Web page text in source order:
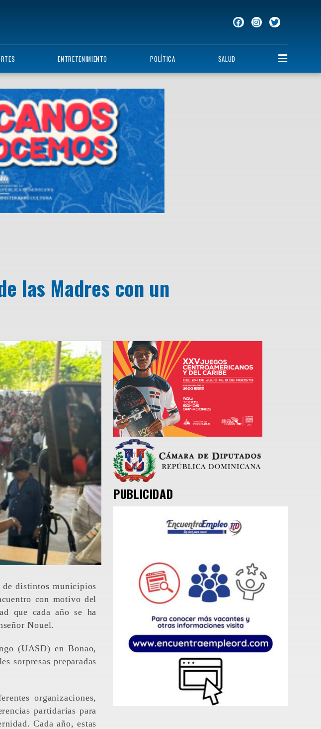
ENTRETENIMIENTO POLÍTICA SALUD
las Madres con un
distintos municipios
con motivo del
que cada año se ha
Nouel.
(UASD) en Bonao,
sorpresas preparadas
organizaciones,
partidarias para
Cada año, estas
PUBLICIDAD